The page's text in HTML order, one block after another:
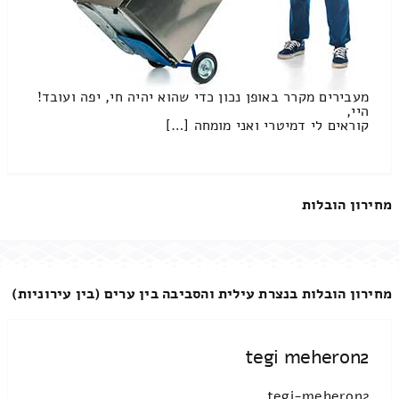
מעבירים מקרר באופן נכון כדי שהוא יהיה חי, יפה ועובד!
היי,
קוראים לי דמיטרי ואני מומחה […]
מחירון הובלות
מחירון הובלות בנצרת עילית והסביבה בין ערים (בין עירוניות)
tegi meheron2